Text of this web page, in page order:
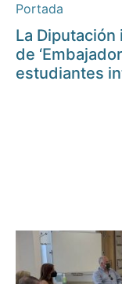
Portada
La
de
estudiantes